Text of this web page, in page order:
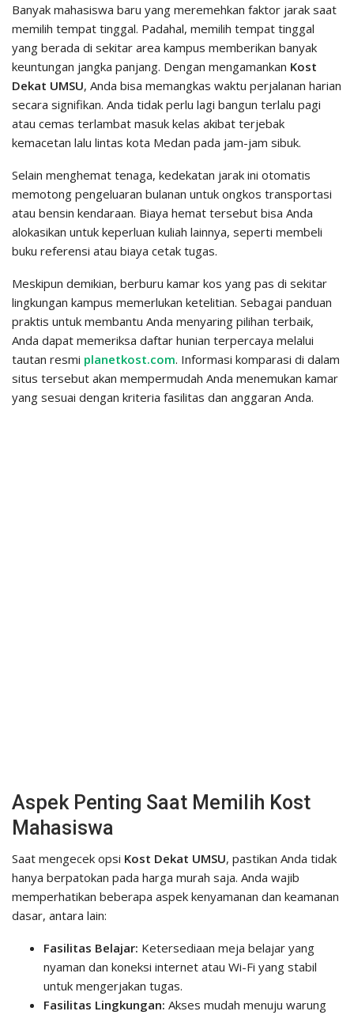
Banyak mahasiswa baru yang meremehkan faktor jarak saat
memilih tempat tinggal. Padahal, memilih tempat tinggal
yang berada di sekitar area kampus memberikan banyak
keuntungan jangka panjang. Dengan mengamankan Kost
Dekat UMSU, Anda bisa memangkas waktu perjalanan harian
secara signifikan. Anda tidak perlu lagi bangun terlalu pagi
atau cemas terlambat masuk kelas akibat terjebak
kemacetan lalu lintas kota Medan pada jam-jam sibuk.
Selain menghemat tenaga, kedekatan jarak ini otomatis
memotong pengeluaran bulanan untuk ongkos transportasi
atau bensin kendaraan. Biaya hemat tersebut bisa Anda
alokasikan untuk keperluan kuliah lainnya, seperti membeli
buku referensi atau biaya cetak tugas.
Meskipun demikian, berburu kamar kos yang pas di sekitar
lingkungan kampus memerlukan ketelitian. Sebagai panduan
praktis untuk membantu Anda menyaring pilihan terbaik,
Anda dapat memeriksa daftar hunian terpercaya melalui
tautan resmi planetkost.com. Informasi komparasi di dalam
situs tersebut akan mempermudah Anda menemukan kamar
yang sesuai dengan kriteria fasilitas dan anggaran Anda.
Aspek Penting Saat Memilih Kost
Mahasiswa
Saat mengecek opsi Kost Dekat UMSU, pastikan Anda tidak
hanya berpatokan pada harga murah saja. Anda wajib
memperhatikan beberapa aspek kenyamanan dan keamanan
dasar, antara lain:
Fasilitas Belajar: Ketersediaan meja belajar yang
nyaman dan koneksi internet atau Wi-Fi yang stabil
untuk mengerjakan tugas.
Fasilitas Lingkungan: Akses mudah menuju warung